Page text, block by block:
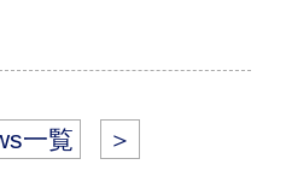
一覧 ＞